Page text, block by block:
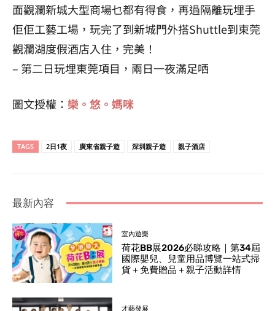
面觀瀾新城大型商場乜都有得食，再過隔離玩埋手
佢佢工藝工場，玩完了到新城門外搭Shuttle到東莞
觀瀾湖度假酒店入住，完美！
– 第二日玩埋東莞項目，兩日一夜滿足哂
圖文授權： 樂。悠。媽咪
TAGS 2日1夜 廣東省親子遊 深圳親子遊 親子酒店
最新內容
室內遊樂
荷花BB展2026必睇攻略｜第34屆
國際嬰兒、兒童用品博覽一站式掃
貨＋免費贈品＋親子活動詳情
才藝發展